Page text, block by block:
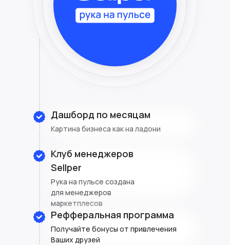
Рука на пульсе создана
для менеджеров
маркетплесов
Клуб менеджеров
Sellper
Картина бизнеса как на ладони
Дашборд по месяцам
Рефферальная программа
Получайте бонусы от привлечения
Ваших друзей